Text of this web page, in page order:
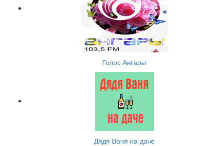
Голос Ангары
Дядя Ваня на даче